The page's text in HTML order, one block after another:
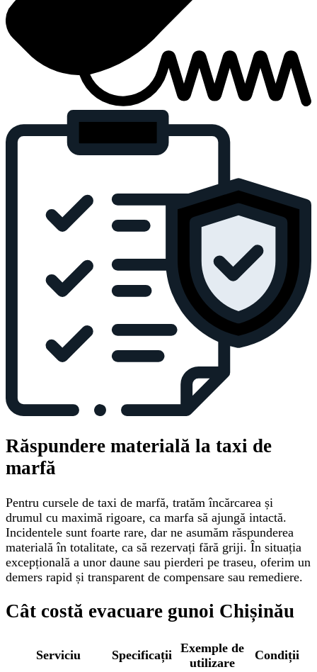
Răspundere materială la taxi de
marfă
Pentru cursele de taxi de marfă, tratăm încărcarea și
drumul cu maximă rigoare, ca marfa să ajungă intactă.
Incidentele sunt foarte rare, dar ne asumăm răspunderea
materială în totalitate, ca să rezervați fără griji. În situația
excepțională a unor daune sau pierderi pe traseu, oferim un
demers rapid și transparent de compensare sau remediere.
Cât costă evacuare gunoi Chișinău
Serviciu Specificații
Exemple de
utilizare
Condiții